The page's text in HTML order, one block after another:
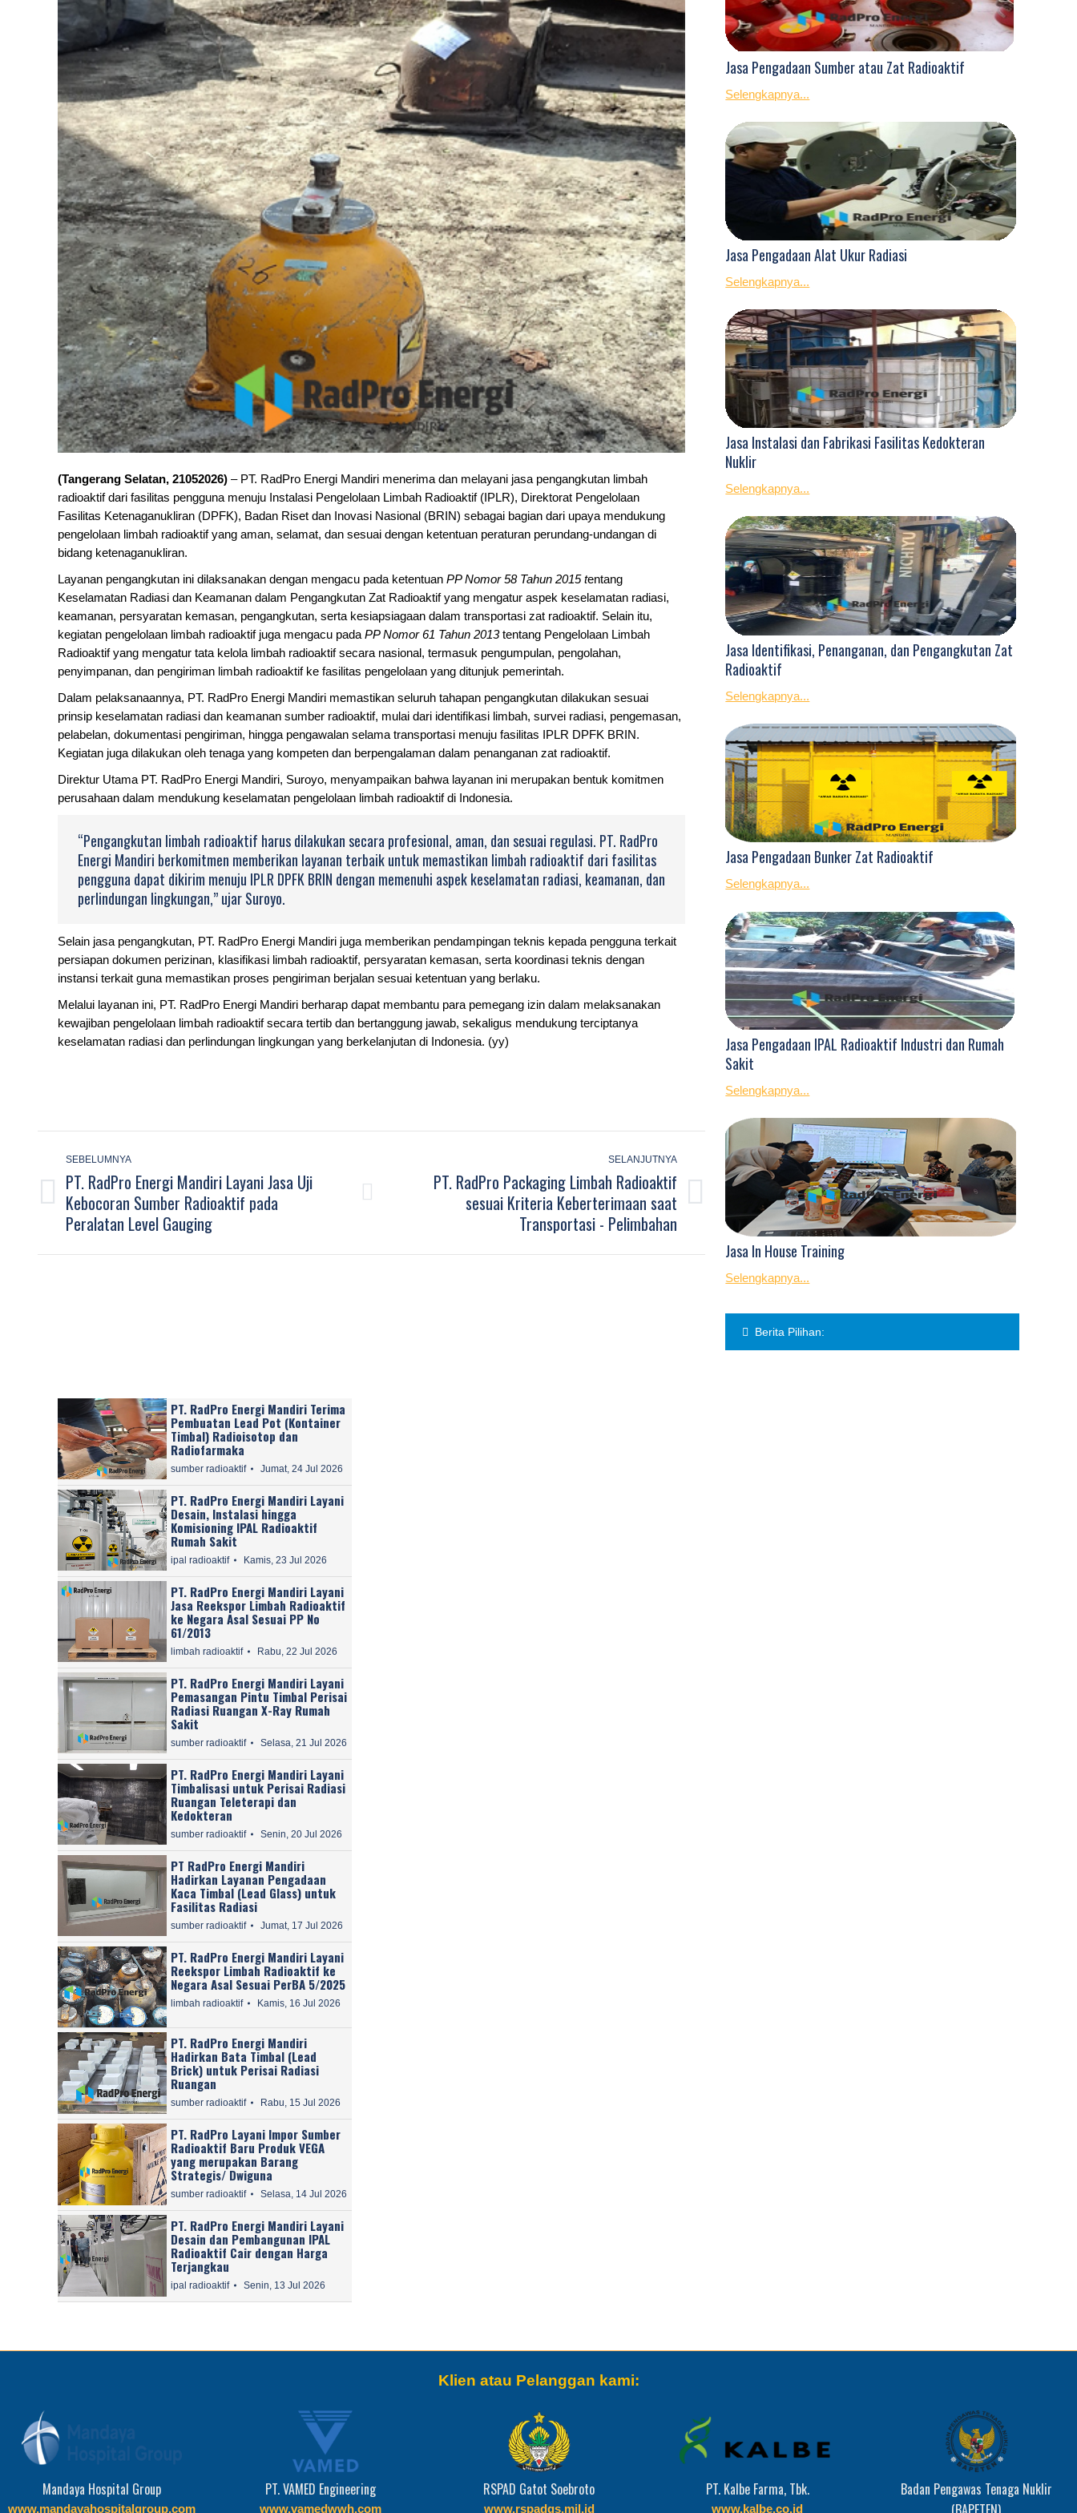
(Tangerang Selatan, 21052026) – PT. RadPro Energi Mandiri menerima dan melayani jasa pengangkutan limbah
radioaktif dari fasilitas pengguna menuju Instalasi Pengelolaan Limbah Radioaktif (IPLR), Direktorat Pengelolaan
Fasilitas Ketenaganukliran (DPFK), Badan Riset dan Inovasi Nasional (BRIN) sebagai bagian dari upaya mendukung
pengelolaan limbah radioaktif yang aman, selamat, dan sesuai dengan ketentuan peraturan perundang-undangan di
bidang ketenaganukliran.
Layanan pengangkutan ini dilaksanakan dengan mengacu pada ketentuan PP Nomor 58 Tahun 2015 tentang
Keselamatan Radiasi dan Keamanan dalam Pengangkutan Zat Radioaktif yang mengatur aspek keselamatan radiasi,
keamanan, persyaratan kemasan, pengangkutan, serta kesiapsiagaan dalam transportasi zat radioaktif. Selain itu,
kegiatan pengelolaan limbah radioaktif juga mengacu pada PP Nomor 61 Tahun 2013tentang Pengelolaan Limbah
Radioaktif yang mengatur tata kelola limbah radioaktif secara nasional, termasuk pengumpulan, pengolahan,
penyimpanan, dan pengiriman limbah radioaktif ke fasilitas pengelolaan yang ditunjuk pemerintah.
Dalam pelaksanaannya, PT. RadPro Energi Mandiri memastikan seluruh tahapan pengangkutan dilakukan sesuai
prinsip keselamatan radiasi dan keamanan sumber radioaktif, mulai dari identifikasi limbah, survei radiasi, pengemasan,
pelabelan, dokumentasi pengiriman, hingga pengawalan selama transportasi menuju fasilitas IPLR DPFK BRIN.
Kegiatan juga dilakukan oleh tenaga yang kompeten dan berpengalaman dalam penanganan zat radioaktif.
Direktur Utama PT. RadPro Energi Mandiri, Suroyo, menyampaikan bahwa layanan ini merupakan bentuk komitmen
perusahaan dalam mendukung keselamatan pengelolaan limbah radioaktif di Indonesia.
“Pengangkutan limbah radioaktif harus dilakukan secara profesional, aman, dan sesuai regulasi. PT. RadPro
Energi Mandiri berkomitmen memberikan layanan terbaik untuk memastikan limbah radioaktif dari fasilitas
pengguna dapat dikirim menuju IPLR DPFK BRIN dengan memenuhi aspek keselamatan radiasi, keamanan, dan
perlindungan lingkungan,” ujar Suroyo.
Selain jasa pengangkutan, PT. RadPro Energi Mandiri juga memberikan pendampingan teknis kepada pengguna terkait
persiapan dokumen perizinan, klasifikasi limbah radioaktif, persyaratan kemasan, serta koordinasi teknis dengan
instansi terkait guna memastikan proses pengiriman berjalan sesuai ketentuan yang berlaku.
Melalui layanan ini, PT. RadPro Energi Mandiri berharap dapat membantu para pemegang izin dalam melaksanakan
kewajiban pengelolaan limbah radioaktif secara tertib dan bertanggung jawab, sekaligus mendukung terciptanya
keselamatan radiasi dan perlindungan lingkungan yang berkelanjutan di Indonesia. (yy)
navigation
SEBELUMNYA
Previous
post:
PT. RadPro Energi Mandiri Layani Jasa Uji
Kebocoran Sumber Radioaktif pada
Peralatan Level Gauging
SELANJUTNYA
PT. RadPro Packaging Limbah Radioaktif
sesuai Kriteria Keberterimaan saat
Transportasi - Pelimbahan
Jasa Pengadaan Sumber atau Zat Radioaktif
Selengkapnya...
Jasa Pengadaan Alat Ukur Radiasi
Selengkapnya...
Jasa Instalasi dan Fabrikasi Fasilitas Kedokteran
Nuklir
Selengkapnya...
Jasa Identifikasi, Penanganan, dan Pengangkutan Zat
Radioaktif
Selengkapnya...
Jasa Pengadaan Bunker Zat Radioaktif
Selengkapnya...
Jasa Pengadaan IPAL Radioaktif Industri dan Rumah
Sakit
Selengkapnya...
Jasa In House Training
Selengkapnya...
Berita Pilihan:
PT. RadPro Energi Mandiri Terima
Pembuatan Lead Pot (Kontainer
Timbal) Radioisotop dan
Radiofarmaka
sumber radioaktif Jumat, 24 Jul 2026
PT. RadPro Energi Mandiri Layani
Desain, Instalasi hingga
Komisioning IPAL Radioaktif
Rumah Sakit
ipal radioaktif Kamis, 23 Jul 2026
PT. RadPro Energi Mandiri Layani
Jasa Reekspor Limbah Radioaktif
ke Negara Asal Sesuai PP No
61/2013
limbah radioaktif Rabu, 22 Jul 2026
PT. RadPro Energi Mandiri Layani
Pemasangan Pintu Timbal Perisai
Radiasi Ruangan X-Ray Rumah
Sakit
sumber radioaktif Selasa, 21 Jul 2026
PT. RadPro Energi Mandiri Layani
Timbalisasi untuk Perisai Radiasi
Ruangan Teleterapi dan
Kedokteran
sumber radioaktif Senin, 20 Jul 2026
PT RadPro Energi Mandiri
Hadirkan Layanan Pengadaan
Kaca Timbal (Lead Glass) untuk
Fasilitas Radiasi
sumber radioaktif Jumat, 17 Jul 2026
PT. RadPro Energi Mandiri Layani
Reekspor Limbah Radioaktif ke
Negara Asal Sesuai PerBA 5/2025
limbah radioaktif Kamis, 16 Jul 2026
PT. RadPro Energi Mandiri
Hadirkan Bata Timbal (Lead
Brick) untuk Perisai Radiasi
Ruangan
sumber radioaktif Rabu, 15 Jul 2026
PT. RadPro Layani Impor Sumber
Radioaktif Baru Produk VEGA
yang merupakan Barang
Strategis/ Dwiguna
sumber radioaktif Selasa, 14 Jul 2026
PT. RadPro Energi Mandiri Layani
Desain dan Pembangunan IPAL
Radioaktif Cair dengan Harga
Terjangkau
ipal radioaktif Senin, 13 Jul 2026
Klien atau Pelanggan kami:
Mandaya Hospital Group
www.mandayahospitalgroup.com
PT. VAMED Engineering
www.vamedwwh.com
RSPAD Gatot Soebroto
www.rspadgs.mil.id
PT. Kalbe Farma, Tbk.
www.kalbe.co.id
Badan Pengawas Tenaga Nuklir